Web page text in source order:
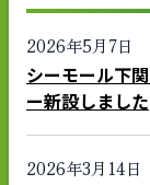
2026年5月7日
シーモール下
ー新設しました
2026年3月14日